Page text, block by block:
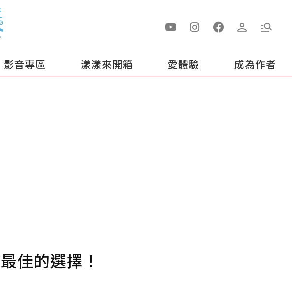
影音專區 漾漾來開箱 愛體驗 成為作者
佳的選擇！